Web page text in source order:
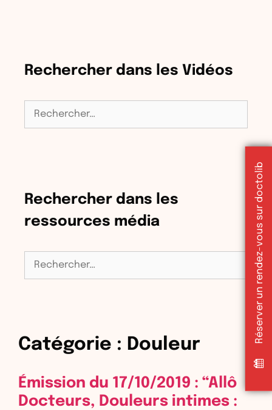
Catégorie : Douleur
Émission du 17/10/2019 : “Allô
Docteurs, Douleurs intimes :
Rechercher dans les Vidéos
Rechercher :
Rechercher dans les
ressources média
Rechercher : Réserver un rendez-vous sur doctolib